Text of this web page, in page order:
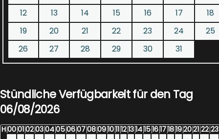
12
13 14 15 16 17
18
19
20 21 22 23 24
25
26
27 28 29 30 31
Stündliche Verfügbarkeit für den Tag
06/08/2026
H00010203040506070809101112131415161718192021 22 23